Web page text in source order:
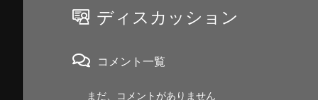
ディスカッション
コメント一覧
まだ、コメントがありません